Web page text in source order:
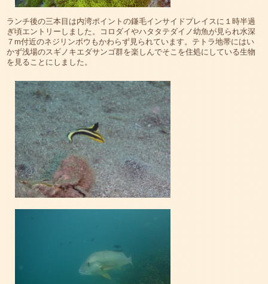
ランチ後の三本目は内湾ポイントの鎌毛インサイドプレイスに１時半過
ぎ頃エントリーしました。コロダイやハタタテダイノ幼魚が見られ水深
７m付近のネジリンボウもかわらず見られています。テトラ地帯にはい
かず浅場のスギノキエダサンゴ群を楽しんでそこを住処にしている生物
を見ることにしました。